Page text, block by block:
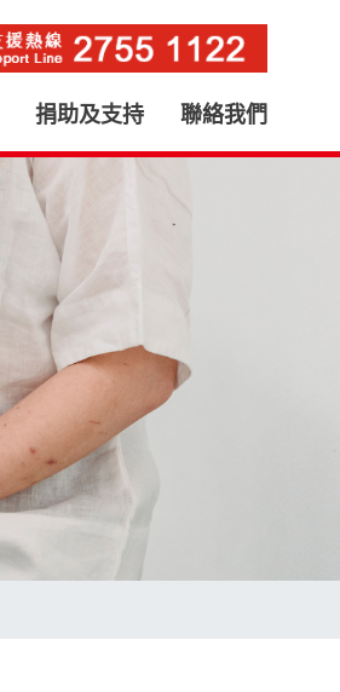
捐助及支持 聯絡我們